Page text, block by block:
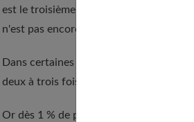
est le troisième plus gros
n'est pas encore assez.
Dans certaines conditions
deux à trois fois plus élevés. En élèves
Or dès 1 % de perte hydrique, nos